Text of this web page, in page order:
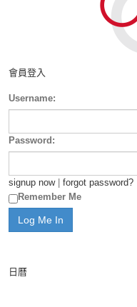
會員登入
Username:
Password:
signup now| forgot password?
Remember Me
日曆